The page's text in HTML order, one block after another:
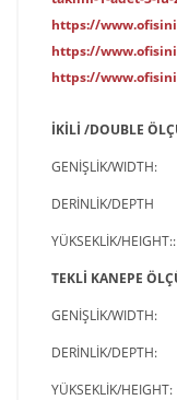
https://
https://
https://
İKİLİ /DOUBLE
GENİŞLİK/WIDTH:
DERİNLİK/DEPTH
YÜKSEKLİK/HEIGHT:
TEKLİ KANEPE
GENİŞLİK/WIDTH:
DERİNLİK/DEPTH:
YÜKSEKLİK/HEIGHT